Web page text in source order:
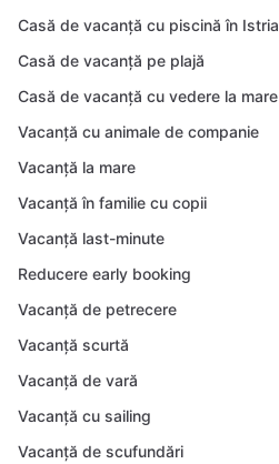
Casă de vacanță cu piscină în Istria
Casă de vacanță pe plajă
Casă de vacanță cu vedere la mare
Vacanță cu animale de companie
Vacanță la mare
Vacanță în familie cu copii
Vacanță last-minute
Reducere early booking
Vacanță de petrecere
Vacanță scurtă
Vacanță de vară
Vacanță cu sailing
Vacanță de scufundări